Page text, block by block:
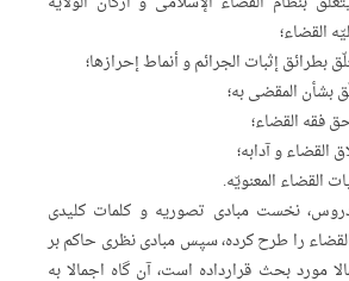
القضاء؛
بطرائق إثبات الجرائم و أنماط إحرازها؛
بشأن المقضی به؛
فقه القضاء؛
القضاء و آدابه؛
القضاء المعنویّه.
نخست مبادی تصوریه و کلمات کلیدی
را طرح کرده، سپس مبادی نظری حاکم بر
مورد بحث قرارداده است، آن گاه اجمالا به